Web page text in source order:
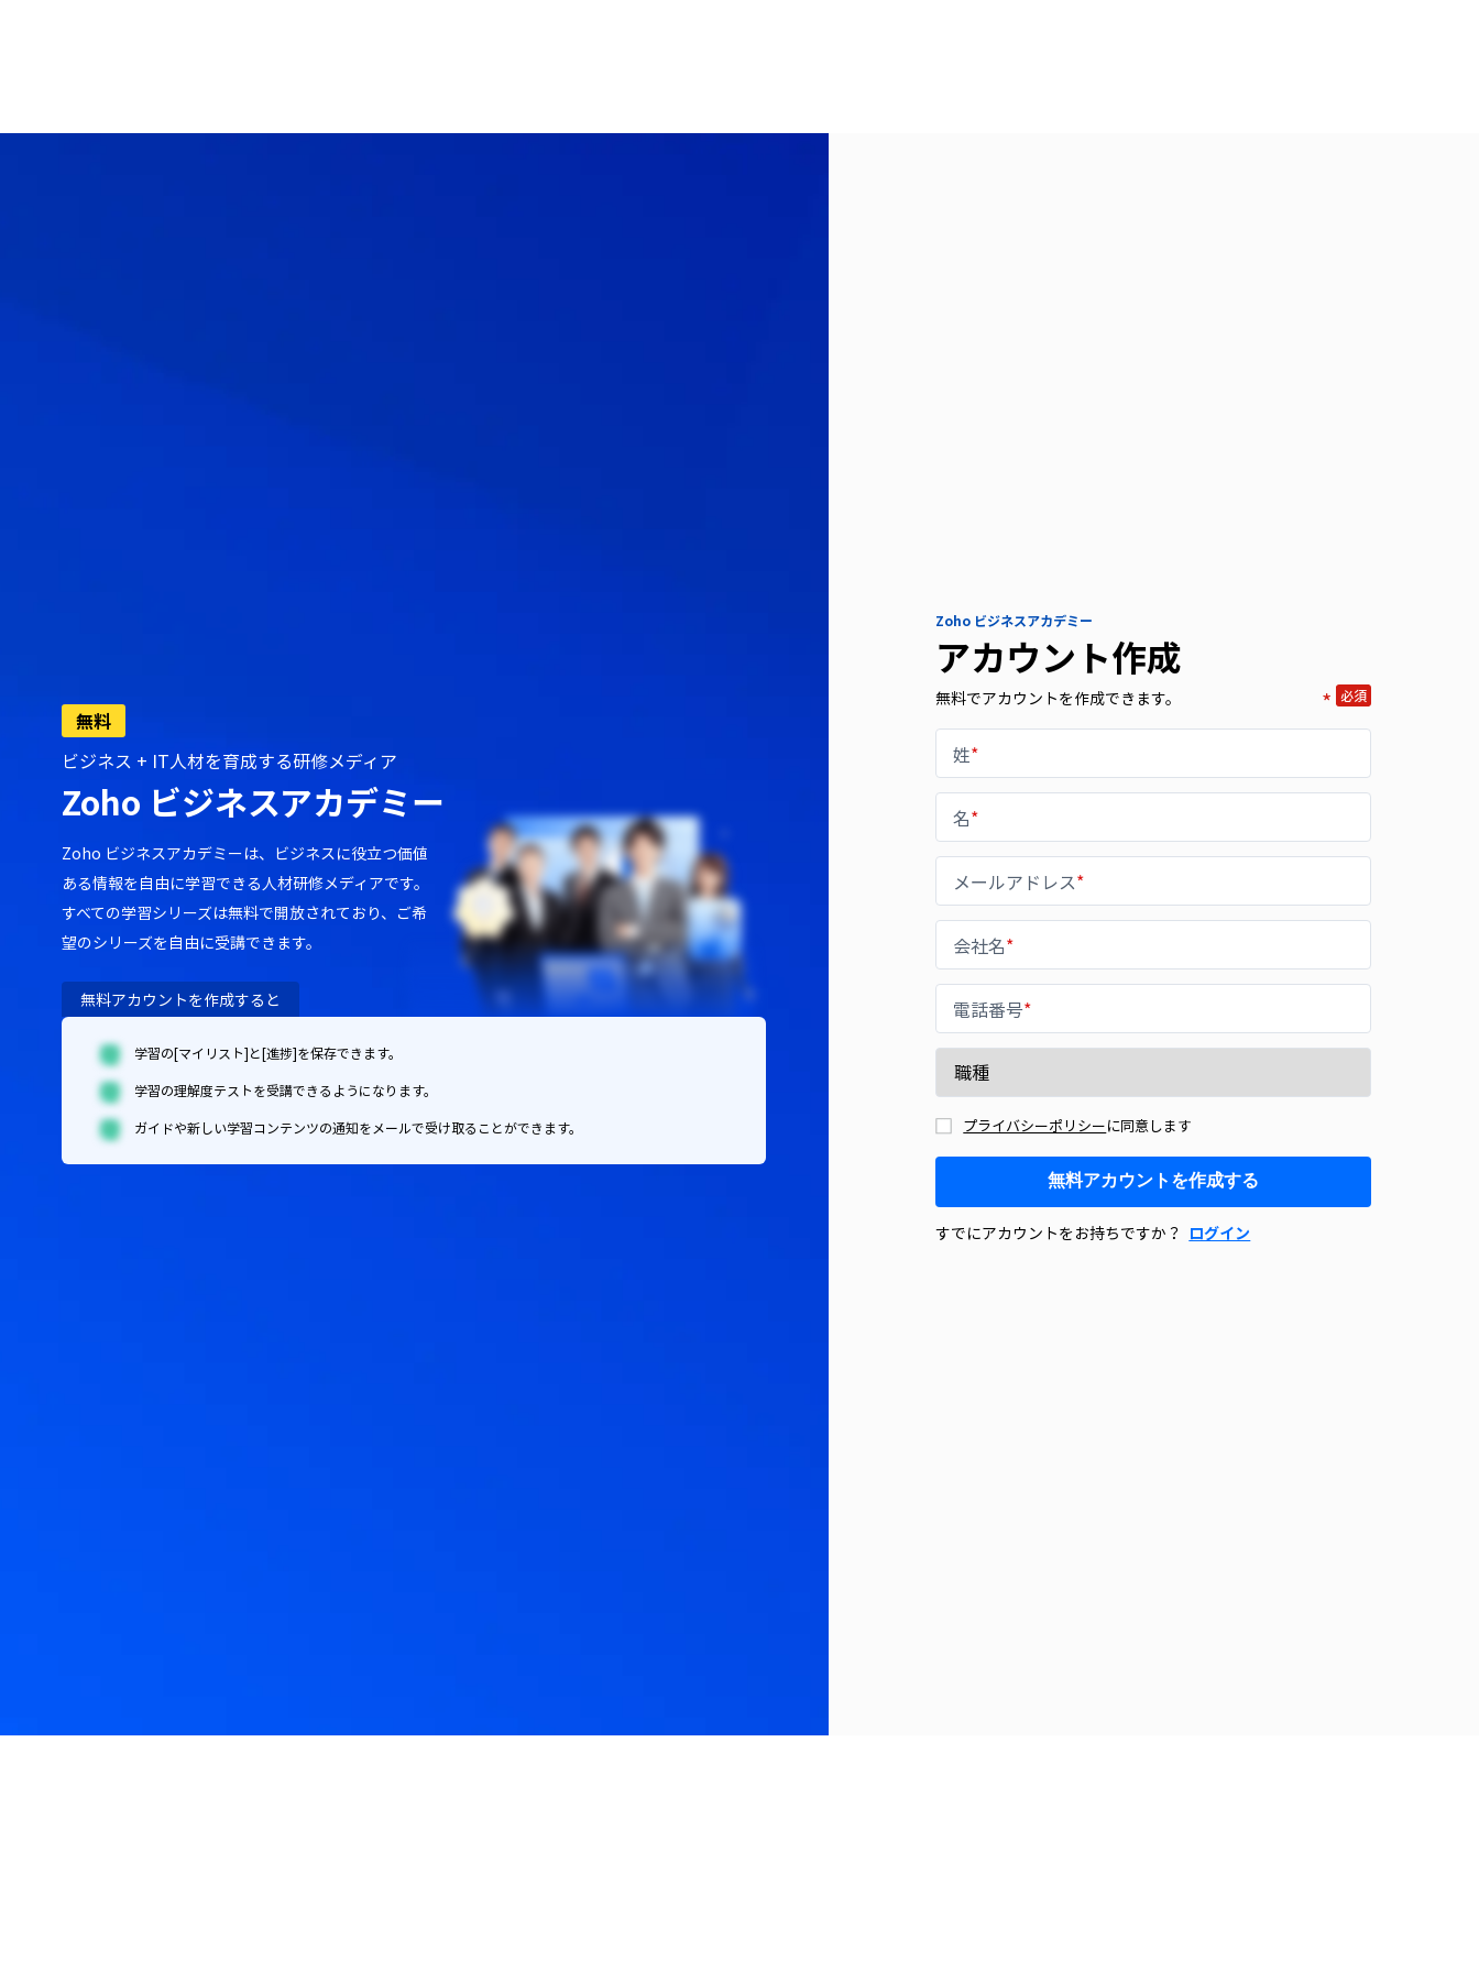
無料
ビジネス + IT人材を育成する研修メディア
Zoho ビジネスアカデミー
Zoho ビジネスアカデミーは、ビジネスに役立つ価値
ある情報を自由に学習できる人材研修メディアです。
すべての学習シリーズは無料で開放されており、ご希
望のシリーズを自由に受講できます。
無料アカウントを作成すると
学習の[マイリスト]と[進捗]を保存できます。
学習の理解度テストを受講できるようになります。
ガイドや新しい学習コンテンツの通知をメールで受け取ることができます。
Zoho ビジネスアカデミー
アカウント作成
* 必須
無料でアカウントを作成できます。
姓*
名*
メールアドレス*
会社名*
電話番号*
プライバシーポリシーに同意します
無料アカウントを作成する
すでにアカウントをお持ちですか？ ログイン